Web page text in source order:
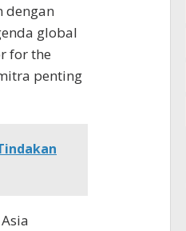
dengan
global
for the
penting